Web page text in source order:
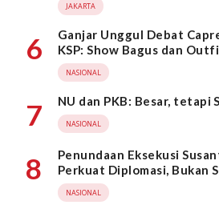
JAKARTA
6
Ganjar Unggul Debat
KSP: Show Bagus dan
NASIONAL
7 NU dan PKB: Besar, tetapi
NASIONAL
8
Penundaan Eksekusi
Perkuat Diplomasi, Bukan
NASIONAL